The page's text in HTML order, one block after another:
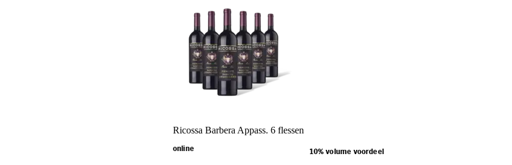
Ricossa Barbera Appass. 6 flessen
online 10% volume voordeel